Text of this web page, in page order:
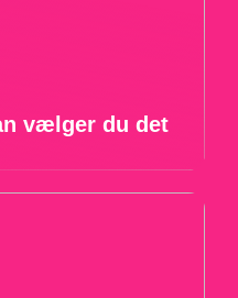
vælger du det